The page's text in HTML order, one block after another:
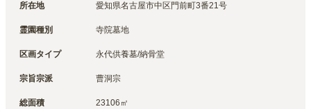
所在地 愛知県名古屋市中区門前町3番21号
霊園種別 寺院墓地
区画タイプ 永代供養墓/納骨堂
宗旨宗派 曹洞宗
総面積 23106㎡